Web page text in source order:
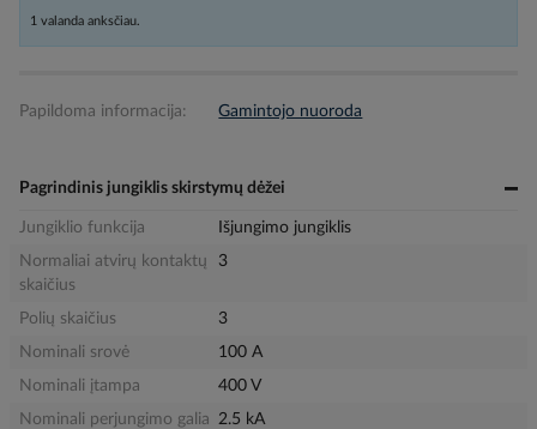
1 valanda anksčiau.
Papildoma informacija: Gamintojo nuoroda
Pagrindinis jungiklis skirstymų dėžei
Jungiklio funkcija
Išjungimo jungiklis
Normaliai atvirų kontaktų
skaičius
3
Polių skaičius
3
Nominali srovė
100 A
Nominali įtampa
400 V
Nominali perjungimo galia 2.5 kA